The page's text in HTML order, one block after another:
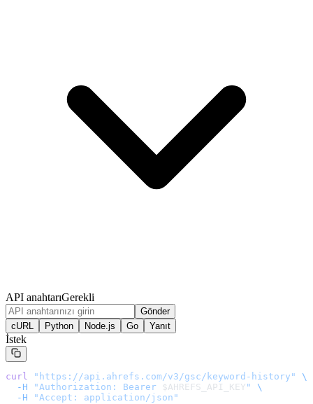
API anahtarıGerekli
Gönder
cURL
Python Node.js Go Yanıt
İstek
curl " https://api.ahrefs.com/v3/gsc/keyword-history "
\
  -H
"Authorization: Bearer $AHREFS_API_KEY "
\
  -H
"Accept: application/json"